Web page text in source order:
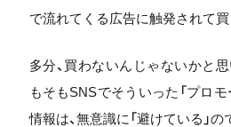
で流れてくる広告に触発されて買
多分、買わないんじゃないかと
もそもSNSでそういった「プロ
情報は、無意識に「避けている」